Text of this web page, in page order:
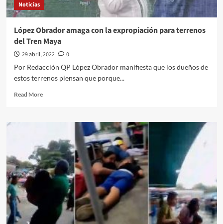
Noticias
López Obrador amaga con la expropiación para terrenos
del Tren Maya
29 abril, 2022
0
Por Redacción QP López Obrador manifiesta que los dueños de
estos terrenos piensan que porque...
Read MoreRead
amaga
con
la
expropiación
para
terrenos